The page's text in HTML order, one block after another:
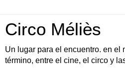
Circo Méliès
Un lugar para el encuentro. en el
término, entre el cine, el circo y